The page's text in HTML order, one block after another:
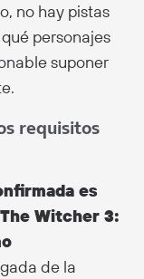
no hay pistas
personajes
suponer
requisitos
es
Witcher 3:
de la